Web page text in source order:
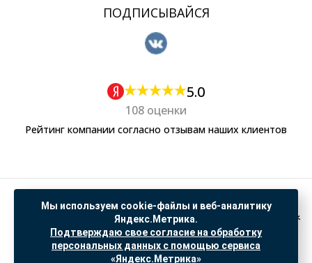
ПОДПИСЫВАЙСЯ
5.0
108 оценки
Рейтинг компании согласно отзывам наших клиентов
Политика обработки персональных данных
Согласие на обработку данных Яндекс Метрика
"© ООО “САНТЕХГИД”, 2026. Все права защищены. Предложение не является публичной
офертой, цены и информация на сайте ознакомительные
Мы используем cookie-файлы и веб-аналитику
Яндекс.Метрика.
Подтверждаю свое согласие на обработку
персональных данных с помощью сервиса
«Яндекс.Метрика»